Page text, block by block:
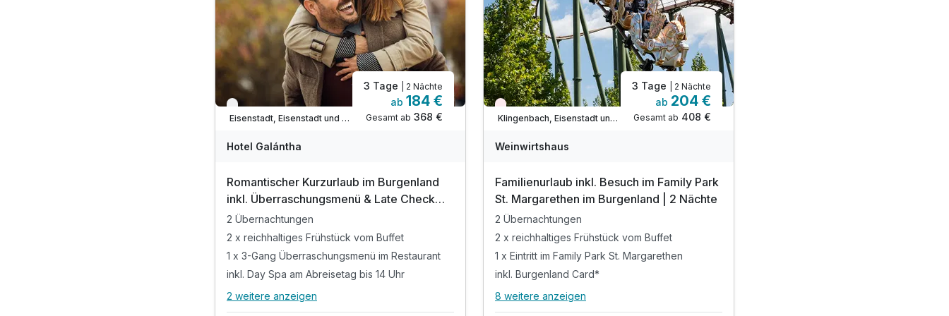
Nur noch bis August
Eisenstadt, Eisenstadt und Umgebung/Rosalia
3 Tage | 2 Nächte
ab 184 €
Gesamt ab 368 €
Hotel Galántha
Romantischer Kurzurlaub im Burgenland
inkl. Überraschungsmenü & Late Check
out mit SPA | 3 Tage
2 Übernachtungen
2 x reichhaltiges Frühstück vom Buffet
1 x 3-Gang Überraschungsmenü im Restaurant
inkl. Day Spa am Abreisetag bis 14 Uhr
Alle Inklusivleistungen
2 weitere anzeigen
Nur noch Restplätze
Klingenbach, Eisenstadt und Umgebung/Rosalia
3 Tage | 2 Nächte
ab 204 €
Gesamt ab 408 €
Weinwirtshaus
Familienurlaub inkl. Besuch im Family Park
St. Margarethen im Burgenland | 2 Nächte
2 Übernachtungen
2 x reichhaltiges Frühstück vom Buffet
1 x Eintritt im Family Park St. Margarethen
inkl. Burgenland Card*
Alle Inklusivleistungen
8 weitere anzeigen